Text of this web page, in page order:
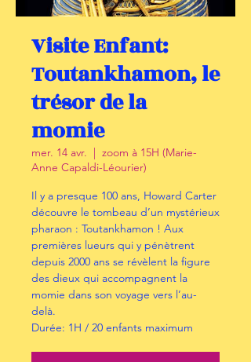
Visite Enfant:
Toutankhamon, le
trésor de la
momie
mer. 14 avr.
  |
zoom à 15H (Marie-
Anne Capaldi-Léourier)
Il y a presque 100 ans, Howard Carter
découvre le tombeau d’un mystérieux
pharaon : Toutankhamon ! Aux
premières lueurs qui y pénètrent
depuis 2000 ans se révèlent la figure
des dieux qui accompagnent la
momie dans son voyage vers l’au-
delà.
Durée: 1H / 20 enfants maximum